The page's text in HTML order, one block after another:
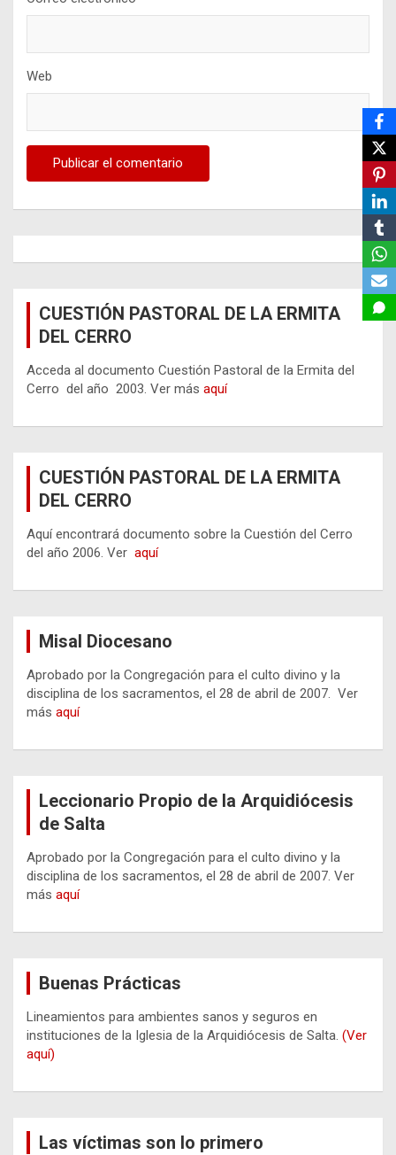
Web
CUESTIÓN PASTORAL DE LA ERMITA
DEL CERRO
Acceda al documento Cuestión Pastoral de la Ermita del
Cerro del año 2003. Ver más aquí
CUESTIÓN PASTORAL DE LA ERMITA
DEL CERRO
Aquí encontrará documento sobre la Cuestión del Cerro
del año 2006. Ver aquí
Misal Diocesano
Aprobado por la Congregación para el culto divino y la
disciplina de los sacramentos, el 28 de abril de 2007. Ver
más aquí
Leccionario Propio de la Arquidiócesis
de Salta
Aprobado por la Congregación para el culto divino y la
disciplina de los sacramentos, el 28 de abril de 2007. Ver
más aquí
Buenas Prácticas
Lineamientos para ambientes sanos y seguros en
instituciones de la Iglesia de la Arquidiócesis de Salta. (Ver
aquí)
Las víctimas son lo primero